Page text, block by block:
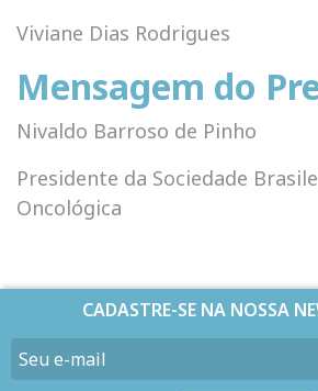
Viviane Dias Rodrigues
Mensagem do
Nivaldo Barroso de Pinho
Presidente da Sociedade
Oncológica
CADASTRE-SE NA NOSSA